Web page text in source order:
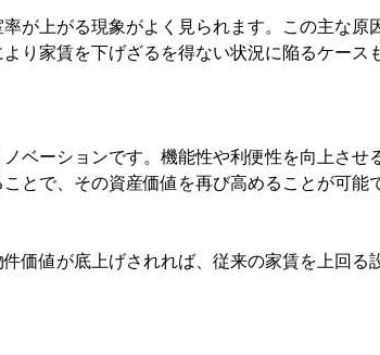
が上がる現象がよく見られます。この主な原
り家賃を下げざるを得ない状況に陥るケース
ベーションです。機能性や利便性を向上させ
とで、その資産価値を再び高めることが可能
価値が底上げされれば、従来の家賃を上回る